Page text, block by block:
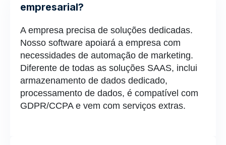
empresarial?
A empresa precisa de soluções dedicadas.
Nosso software apoiará a empresa com
necessidades de automação de marketing.
Diferente de todas as soluções SAAS, inclui
armazenamento de dados dedicado,
processamento de dados, é compatível com
GDPR/CCPA e vem com serviços extras.